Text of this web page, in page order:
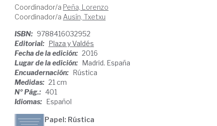
Coordinador/a Peña, Lorenzo
Coordinador/a Ausín, Txetxu
ISBN: 9788416032952
Editorial: Plaza y Valdés
Fecha de la edición: 2016
Lugar de la edición: Madrid. España
Encuadernación: Rústica
Medidas: 21 cm
Nº Pág.: 401
Idiomas: Español
Papel: Rústica